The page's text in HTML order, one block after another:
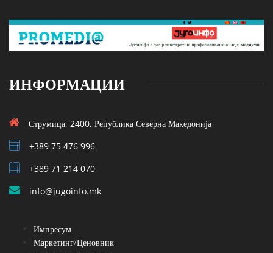
ИНФОРМАЦИИ
Струмица, 2400, Република Северна Македонија
+389 75 476 996
+389 71 214 070
info@jugoinfo.mk
Импресум
Маркетинг/Ценовник